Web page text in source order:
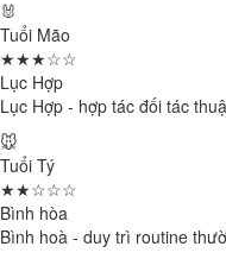
🐰
Tuổi Mão
★★★☆☆
Lục Hợp
Lục Hợp - hợp tác đối tác
🐭
Tuổi Tý
★★☆☆☆
Bình hòa
Bình hoà - duy trì routine